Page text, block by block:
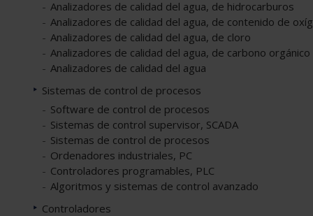
Analizadores de calidad del agua, de hidrocarburos
Analizadores de calidad del agua, de contenido de
Analizadores de calidad del agua, de cloro
Analizadores de calidad del agua, de carbono orgánico
Analizadores de calidad del agua
Sistemas de control de procesos
Software de control de procesos
Sistemas de control supervisor, SCADA
Sistemas de control de procesos
Ordenadores industriales, PC
Controladores programables, PLC
Algoritmos y sistemas de control avanzado
Controladores